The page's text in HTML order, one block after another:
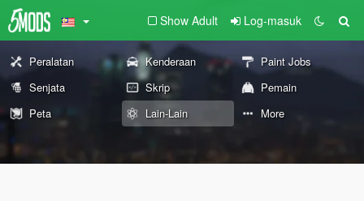
Show Adult Log-masuk
Peralatan Kenderaan
Paint Jobs
Senjata
Skrip
Pemain
Peta
Lain-Lain More